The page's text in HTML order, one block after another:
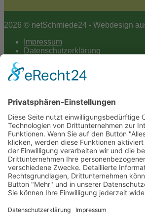
2026 © netSchmiede24 - Webdesign
Impressum
Datenschutzerklärung
Cookie-Einstellungen
to
top